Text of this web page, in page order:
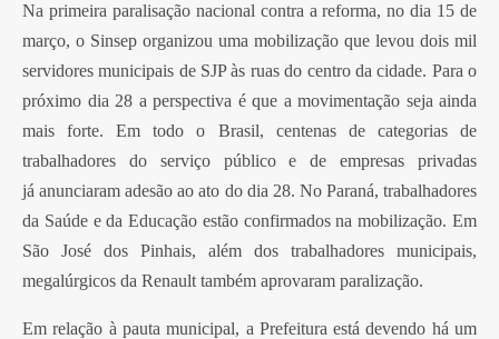
Na primeira paralisação nacional contra a reforma, no dia 15 de
março, o Sinsep organizou uma mobilização que levou dois mil
servidores municipais de SJP às ruas do centro da cidade. Para o
próximo dia 28 a perspectiva é que a movimentação seja ainda
mais forte. Em todo o Brasil, centenas de categorias de
trabalhadores do serviço público e de empresas privadas
já anunciaram adesão ao ato do dia 28. No Paraná, trabalhadores
da Saúde e da Educação estão confirmados na mobilização. Em
São José dos Pinhais, além dos trabalhadores municipais,
megalúrgicos da Renault também aprovaram paralização.
Em relação à pauta municipal, a Prefeitura está devendo há um